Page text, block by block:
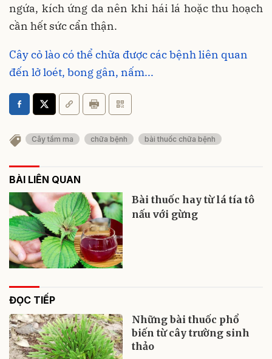
ngứa, kích ứng da nên khi hái lá hoặc thu hoạch
cần hết sức cẩn thận.
Cây cỏ lào có thể chữa được các bệnh liên quan
đến lở loét, bong gân, nấm...
Cây tầm ma chữa bệnh bài thuốc chữa bệnh
BÀI LIÊN QUAN
Bài thuốc hay từ lá tía tô
nấu với gừng
ĐỌC TIẾP
Những bài thuốc phổ
biến từ cây trường sinh
thảo